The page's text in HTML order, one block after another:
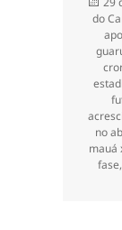
em
do
no
mauá
fase,